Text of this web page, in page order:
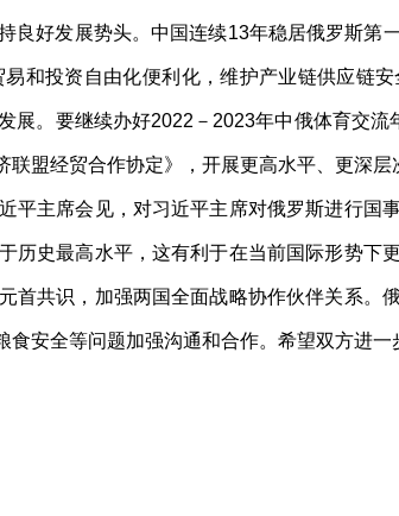
好发展势头。中国连续13年稳居俄罗斯第
和投资自由化便利化，维护产业链供应链
。要继续办好2022－2023年中俄体育交
盟经贸合作协定》，开展更高水平、更深层
主席会见，对习近平主席对俄罗斯进行国
史最高水平，这有利于在当前国际形势下
共识，加强两国全面战略协作伙伴关系。
安全等问题加强沟通和合作。希望双方进一